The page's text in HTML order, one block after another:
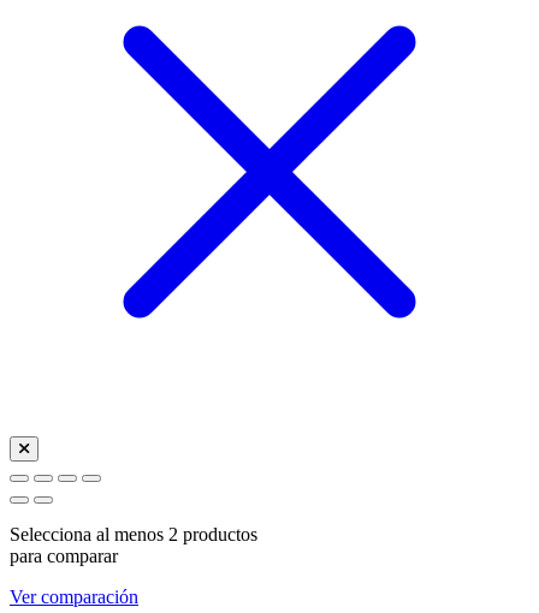
Selecciona al menos 2 productos
para comparar
Ver comparación